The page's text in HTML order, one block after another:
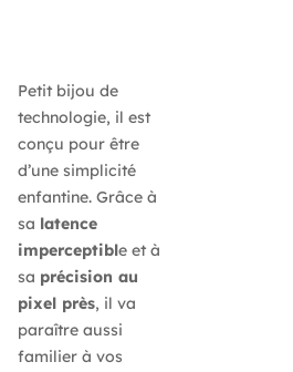
Petit bijou de
technologie, il est
conçu pour être
d’une simplicité
enfantine. Grâce à
sa latence
imperceptible et à
sa précision au
pixel près, il va
paraître aussi
familier à vos